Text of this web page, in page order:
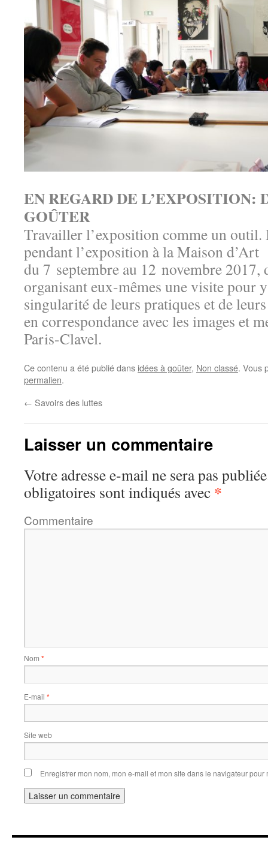
EN REGARD DE L’EXPOSITION:
GOÛTER
Travailler l’exposition comme un outil.
pendant l’exposition à la Maison
du 7 septembre au 12 novembre 2017,
organisant eux-mêmes une visite pour
singularité de leurs pratiques et de
en correspondance avec les images et
Paris-Clavel.
Ce contenu a été publié dans idées à goûter, Non classé. Vous
permalien.
← Savoirs des luttes
Laisser un commentaire
Votre adresse e-mail ne sera pas
obligatoires sont indiqués avec *
Commentaire
Nom *
E-mail *
Site web
Enregistrer mon nom, mon e-mail et mon site dans le navigateur